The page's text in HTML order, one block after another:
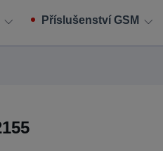
Příslušenství GSM